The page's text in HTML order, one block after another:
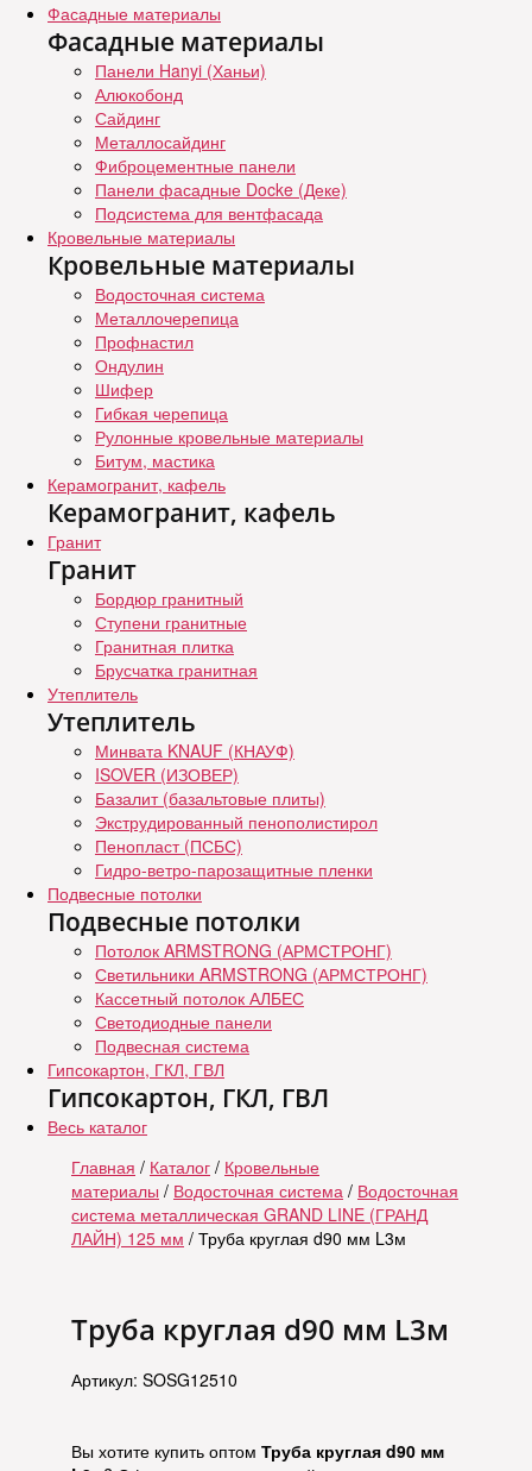
Фасадные материалы
Фасадные материалы
Панели Hanyi (Ханьи)
Алюкобонд
Сайдинг
Металлосайдинг
Фиброцементные панели
Панели фасадные Docke (Деке)
Подсистема для вентфасада
Кровельные материалы
Кровельные материалы
Водосточная система
Металлочерепица
Профнастил
Ондулин
Шифер
Гибкая черепица
Рулонные кровельные материалы
Битум, мастика
Керамогранит, кафель
Керамогранит, кафель
Гранит
Гранит
Бордюр гранитный
Ступени гранитные
Гранитная плитка
Брусчатка гранитная
Утеплитель
Утеплитель
Минвата KNAUF (КНАУФ)
ISOVER (ИЗОВЕР)
Базалит (базальтовые плиты)
Экструдированный пенополистирол
Пенопласт (ПСБС)
Гидро-ветро-парозащитные пленки
Подвесные потолки
Подвесные потолки
Потолок ARMSTRONG (АРМСТРОНГ)
Светильники ARMSTRONG (АРМСТРОНГ)
Кассетный потолок АЛБЕС
Светодиодные панели
Подвесная система
Гипсокартон, ГКЛ, ГВЛ
Гипсокартон, ГКЛ, ГВЛ
Весь каталог
Главная / Каталог / Кровельные
материалы / Водосточная система / Водосточная
система металлическая GRAND LINE (ГРАНД
ЛАЙН) 125 мм / Труба круглая d90 мм L3м
Труба круглая d90 мм L3м
Артикул: SOSG12510
Вы хотите купить оптом Труба круглая d90 мм